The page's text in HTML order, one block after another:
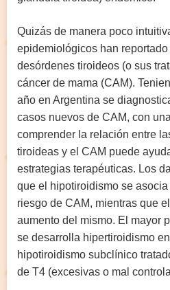
Quizás de manera poco
epidemiológicos han
desórdenes tiroideos (o sus
cáncer de mama (CAM).
año en Argentina se
casos nuevos de CAM, con
comprender la relación entre
tiroideas y el CAM puede
estrategias terapéuticas. Los
que el hipotiroidismo se
riesgo de CAM, mientras que
aumento del mismo. El mayor
se desarrolla hipertiroidismo
hipotiroidismo subclínico
de T4 (excesivas o mal